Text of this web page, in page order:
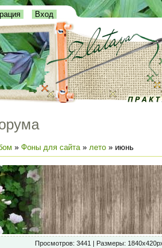
Вход
» Фоны для сайта» лето » июнь
Просмотров: 3441 | Размеры: